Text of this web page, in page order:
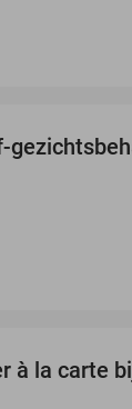
à la carte